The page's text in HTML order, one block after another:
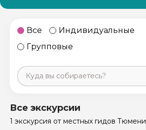
Все
Индивидуальные
Групповые
Санкт-Петербург
Все экскурсии
1 экскурсия от местных гидов Тюмени